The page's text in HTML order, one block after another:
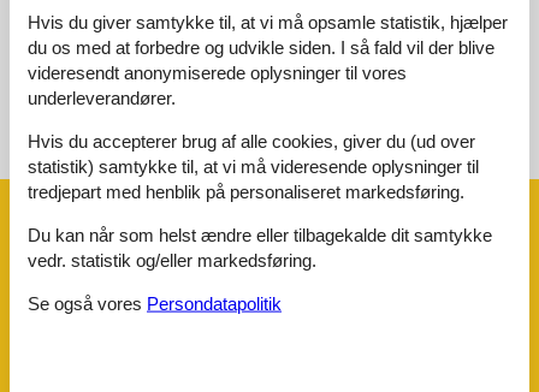
Eksterne anmeldelser
Ingen detaljerede eksterne anmeldelser
Se nabo emner Se solens gang om emnet 😎
Faciliteter
Afstand
Airport BRN
Hvis du giver samtykke til, at vi må opsamle statistik, hjælper
du os med at forbedre og udvikle siden. I så fald vil der blive
videresendt anonymiserede oplysninger til vores
underleverandører.
Hvis du accepterer brug af alle cookies, giver du (ud over
statistik) samtykke til, at vi må videresende oplysninger til
tredjepart med henblik på personaliseret markedsføring.
Du kan når som helst ændre eller tilbagekalde dit samtykke
vedr. statistik og/eller markedsføring.
Se også vores Persondatapolitik